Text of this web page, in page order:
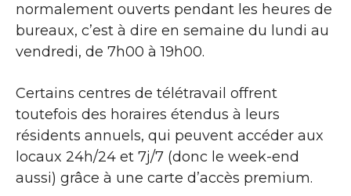
normalement ouverts pendant les heures de
bureaux, c’est à dire en semaine du lundi au
vendredi, de 7h00 à 19h00.
Certains centres de télétravail offrent
toutefois des horaires étendus à leurs
résidents annuels, qui peuvent accéder aux
locaux 24h/24 et 7j/7 (donc le week-end
aussi) grâce à une carte d’accès premium.